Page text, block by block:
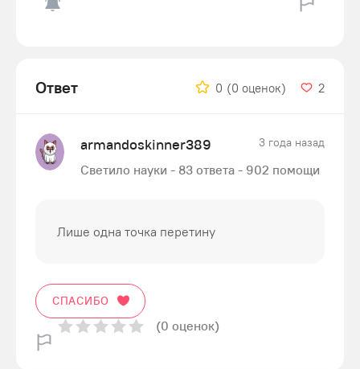
Ответ 0 (0 оценок) 2
armandoskinner389 3 года назад
Светило науки - 83 ответа - 902 помощи
Лише одна точка перетину
СПАСИБО
(0 оценок)